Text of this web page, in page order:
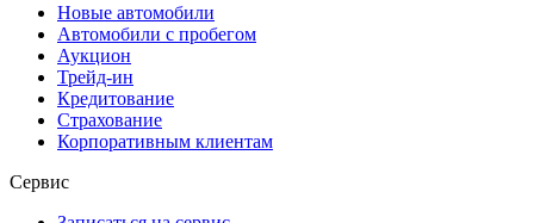
Новые автомобили
Автомобили с пробегом
Аукцион
Трейд-ин
Кредитование
Страхование
Корпоративным клиентам
Сервис